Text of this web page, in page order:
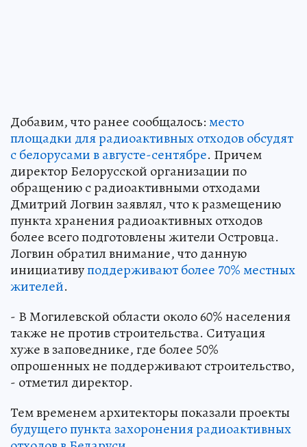
Добавим, что ранее сообщалось:место
площадки для радиоактивных отходов обсудят
с белорусами в августе-сентябре. Причем
директор Белорусской организации по
обращению с радиоактивными отходами
Дмитрий Логвин заявлял, что к размещению
пункта хранения радиоактивных отходов
более всего подготовлены жители Островца.
Логвин обратил внимание, что данную
инициативуподдерживают более 70% местных
жителей.
- В Могилевской области около 60% населения
также не против строительства. Ситуация
хуже в заповеднике, где более 50%
опрошенных не поддерживают строительство,
- отметил директор.
Тем временем архитекторы показали проекты
будущего пункта захоронения радиоактивных